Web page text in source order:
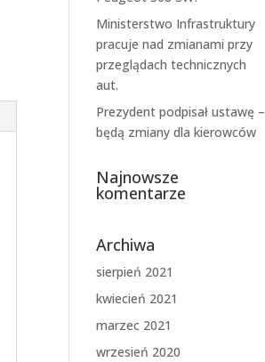
Ministerstwo Infrastruktury
pracuje nad zmianami przy
przeglądach technicznych
aut.
Prezydent podpisał ustawę –
będą zmiany dla kierowców
Najnowsze
komentarze
Archiwa
sierpień 2021
kwiecień 2021
marzec 2021
wrzesień 2020